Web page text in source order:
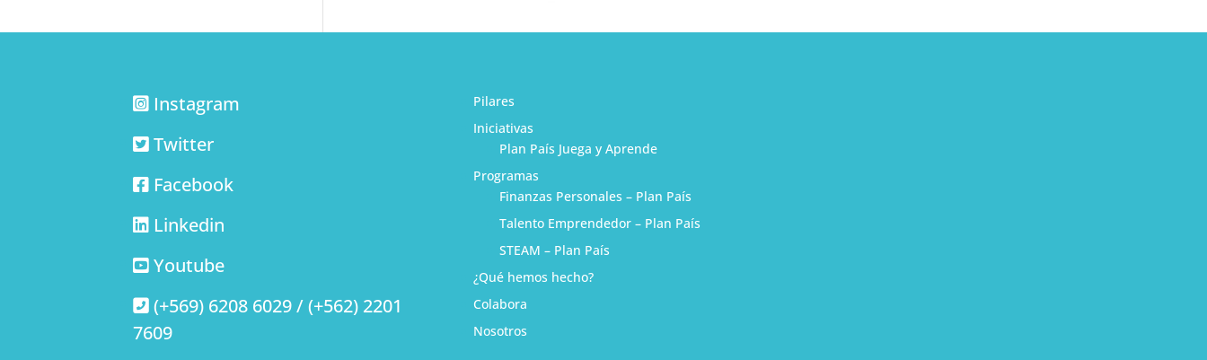
Instagram
Twitter
Facebook
Linkedin
Youtube
(+569) 6208 6029 / (+562) 2201
7609
Pilares
Iniciativas
Plan País Juega y Aprende
Programas
Finanzas Personales – Plan País
Talento Emprendedor – Plan País
STEAM – Plan País
¿Qué hemos hecho?
Colabora
Nosotros